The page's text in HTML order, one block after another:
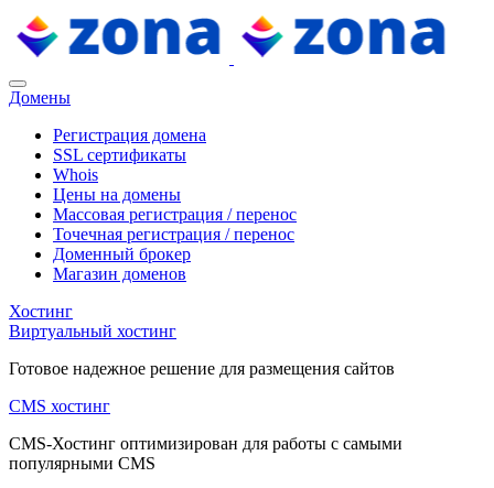
Домены
Регистрация домена
SSL сертификаты
Whois
Цены на домены
Массовая регистрация / перенос
Точечная регистрация / перенос
Доменный брокер
Магазин доменов
Хостинг
Виртуальный хостинг
Готовое надежное решение для размещения сайтов
CMS хостинг
CMS-Хостинг оптимизирован для работы с самыми
популярными CMS